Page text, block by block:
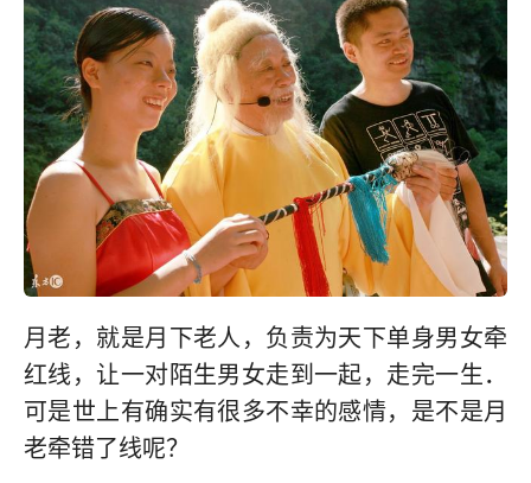
月老，就是月下老人，负责为天下单身男女牵
红线，让一对陌生男女走到一起，走完一生．
可是世上有确实有很多不幸的感情，是不是月
老牵错了线呢？